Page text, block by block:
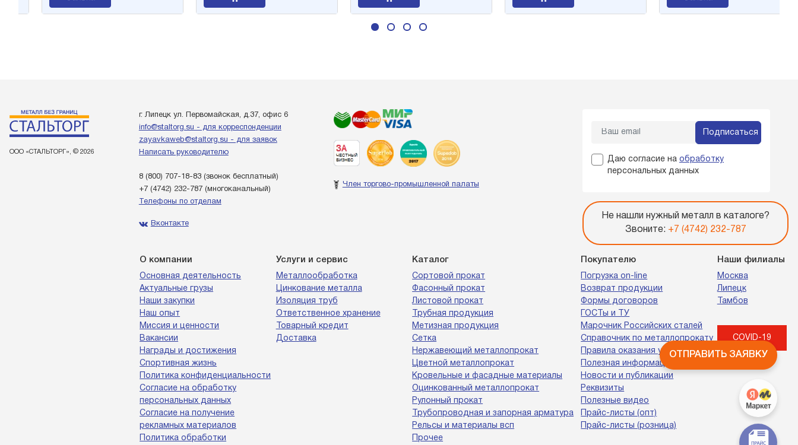
ООО «СТАЛЬТОРГ», © 2026
г. Липецк ул. Первомайская, д.37, офис 6
info@staltorg.su - для корреспонденции
zayavkaweb@staltorg.su - для заявок
Написать руководителю
8 (800) 707-18-83(звонок бесплатный)
+7 (4742) 232-787(многоканальный)
Телефоны по отделам
Вконтакте
О компании
Основная деятельность
Актуальные грузы
Наши закупки
Наш опыт
Миссия и ценности
Вакансии
Награды и достижения
Спортивная жизнь
Политика конфиденциальности
Согласие на обработку
персональных данных
Согласие на получение
рекламных материалов
Политика обработки
Услуги и сервис
Металлообработка
Цинкование металла
Изоляция труб
Ответственное хранение
Товарный кредит
Доставка
Каталог
Сортовой прокат
Фасонный прокат
Листовой прокат
Трубная продукция
Метизная продукция
Сетка
Нержавеющий металлопрокат
Цветной металлопрокат
Кровельные и фасадные материалы
Оцинкованный металлопрокат
Рулонный прокат
Трубопроводная и запорная арматура
Рельсы и материалы всп
Прочее
Покупателю
Погрузка on-line
Возврат продукции
Формы договоров
ГОСТы и ТУ
Марочник Российских сталей
Справочник по металлопрокату
Правила оказания услуг
Полезная информация
Новости и публикации
Реквизиты
Полезные видео
Прайс-листы (опт)
Прайс-листы (розница)
Наши филиалы
Москва
Липецк
Тамбов
COVID-19
Подписаться
Даю согласие на обработку
персональных данных
Не нашли нужный металл в каталоге?
Звоните: +7 (4742) 232-787
Член торгово-промышленной палаты
ОТПРАВИТЬ ЗАЯВКУ